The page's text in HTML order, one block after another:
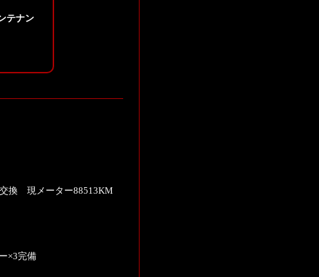
テナン
換 現メーター88513KM
×3完備